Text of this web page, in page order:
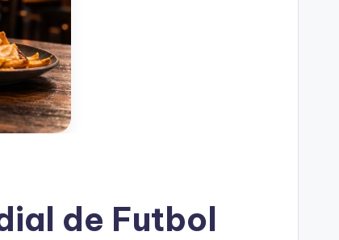
de Futbol